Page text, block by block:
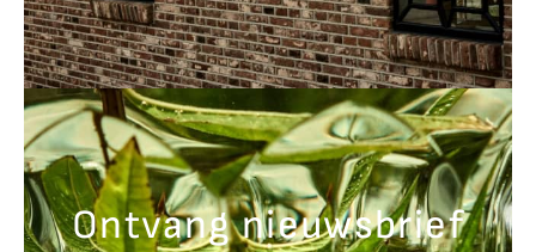
Ontvang nieuwsbrief